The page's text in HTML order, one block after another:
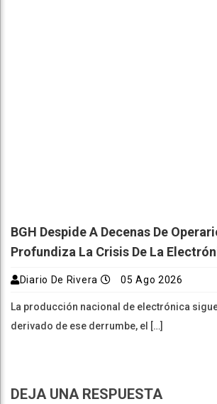
BGH Despide A Decenas De
Profundiza La Crisis De La
Diario De Rivera 05 Ago 2026
La producción nacional de electrónica
derivado de ese derrumbe, el […]
DEJA UNA RESPUESTA